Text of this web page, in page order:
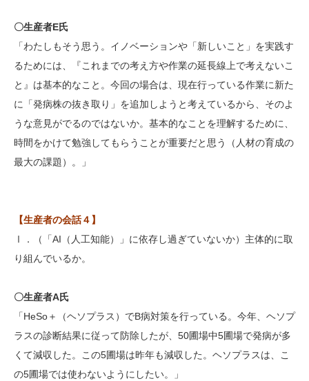
〇生産者E氏
「わたしもそう思う。イノベーションや「新しいこと」を実践す
るためには、『これまでの考え方や作業の延長線上で考えないこ
と』は基本的なこと。今回の場合は、現在行っている作業に新た
に「発病株の抜き取り」を追加しようと考えているから、そのよ
うな意見がでるのではないか。基本的なことを理解するために、
時間をかけて勉強してもらうことが重要だと思う（人材の育成の
最大の課題）。」
【生産者の会話４】
Ⅰ．（「AI（人工知能）」に依存し過ぎていないか）主体的に取
り組んでいるか。
〇生産者A氏
「HeSo＋（ヘソプラス）でB病対策を行っている。今年、ヘソプ
ラスの診断結果に従って防除したが、50圃場中5圃場で発病が多
くて減収した。この5圃場は昨年も減収した。ヘソプラスは、こ
の5圃場では使わないようにしたい。」